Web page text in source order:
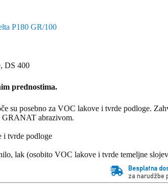
P180 GR/100
DS 400
prednostima.
su posebno za VOC lakove i tvrde podloge.
GRANAT abrazivom.
i tvrde podloge
lak (osobito VOC lakove i tvrde temeljne
Besplatna
za narudžbe